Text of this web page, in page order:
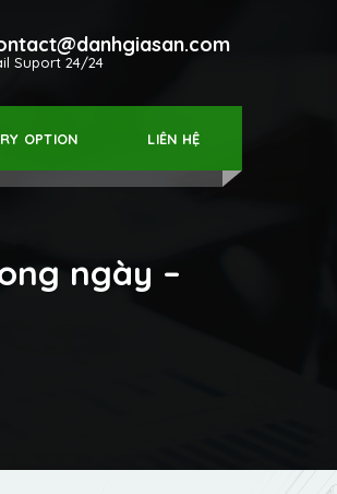
Suport 24/24
OPTION LIÊN HỆ
ngày –